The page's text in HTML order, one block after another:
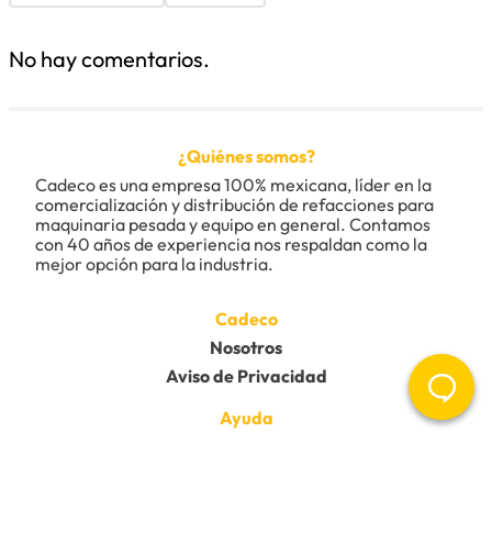
Título
Califica el producto de 1 a 5 estrellas
★★★★★
Tu nombre
Escribe un comentario
No hay comentarios.
¿Quiénes somos?
Cadeco es una empresa 100% mexicana, líder en la
comercialización y distribución de refacciones para
maquinaria pesada y equipo en general. Contamos
con 40 años de experiencia nos respaldan como la
mejor opción para la industria.
Cadeco
Nosotros
Aviso de Privacidad
Ayuda